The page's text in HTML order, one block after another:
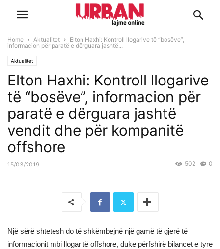
Home Aktualitet
Elton Haxhi: Kontroll llogarive të “bosëve”,
informacion për paratë e dërguara jashtë...
Aktualitet
Elton Haxhi: Kontroll llogarive
të “bosëve”, informacion për
paratë e dërguara jashtë
vendit dhe për kompanitë
offshore
15/03/2019 0
502
Një sërë shtetesh do të shkëmbejnë një gamë të gjerë të
informacionit mbi llogaritë offshore, duke përfshirë bilancet e tyre